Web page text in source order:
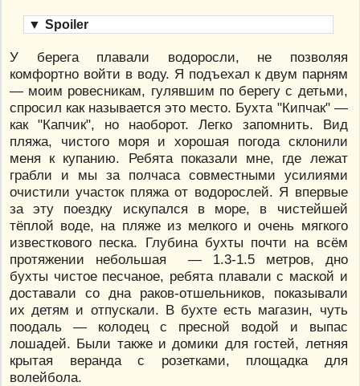
▼ Spoiler
У берега плавали водоросли, не позволяя
комфортно войти в воду. Я подъехал к двум парням
— моим ровесникам, гулявшим по берегу с детьми,
спросил как называется это место. Бухта "Кипчак" —
как "Капчик", но наоборот. Легко запомнить. Вид
пляжа, чистого моря и хорошая погода склонили
меня к купанию. Ребята показали мне, где лежат
грабли и мы за полчаса совместными усилиями
очистили участок пляжа от водорослей. Я впервые
за эту поездку искупался в море, в чистейшей
тёплой воде, на пляже из мелкого и очень мягкого
известкового песка. Глубина бухты почти на всём
протяжении небольшая — 1.3-1.5 метров, дно
бухты чистое песчаное, ребята плавали с маской и
доставали со дна раков-отшельников, показывали
их детям и отпускали. В бухте есть магазин, чуть
поодаль — колодец с пресной водой и выпас
лошадей. Были также и домики для гостей, летняя
крытая веранда с розетками, площадка для
волейбола.